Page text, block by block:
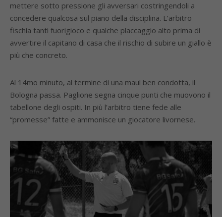
mettere sotto pressione gli avversari costringendoli a
concedere qualcosa sul piano della disciplina. L’arbitro
fischia tanti fuorigioco e qualche placcaggio alto prima di
avvertire il capitano di casa che il rischio di subire un giallo è
più che concreto.
Al 14mo minuto, al termine di una maul ben condotta, il
Bologna passa. Paglione segna cinque punti che muovono il
tabellone degli ospiti. In più l’arbitro tiene fede alle
“promesse” fatte e ammonisce un giocatore livornese.